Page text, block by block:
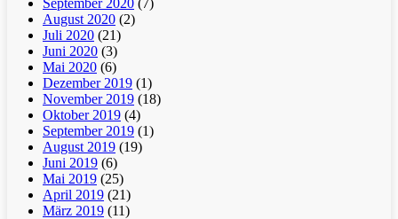
September 2020 (7)
August 2020 (2)
Juli 2020 (21)
Juni 2020 (3)
Mai 2020 (6)
Dezember 2019 (1)
November 2019 (18)
Oktober 2019 (4)
September 2019 (1)
August 2019 (19)
Juni 2019 (6)
Mai 2019 (25)
April 2019 (21)
März 2019 (11)